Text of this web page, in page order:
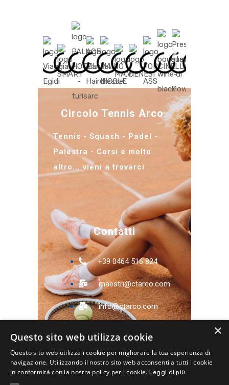
Circolo Tennis Arco
Tennis - Squash - Padel -
Palestra - Corsi e molto
altro... vieni a trovarci
Contatti
+39 0464 516 824
maestri@ctarco.com
info@ctarco.com
38062 Arco (TN)
×
Questo sito web utilizza cookie
Questo sito web utilizza i cookie per migliorare la tua esperienza di
navigazione. Utilizzando il nostro sito web acconsenti a tutti i cookie
in conformità con la nostra policy per i cookie. Leggi di più